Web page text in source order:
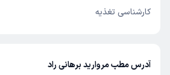
کارشناسی تغذیه
آدرس مطب مروارید برهانی راد